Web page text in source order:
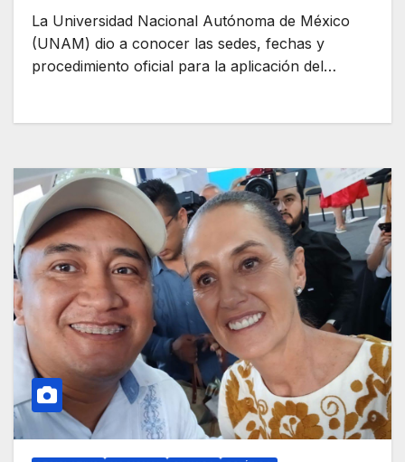
La Universidad Nacional Autónoma de México
(UNAM) dio a conocer las sedes, fechas y
procedimiento oficial para la aplicación del…